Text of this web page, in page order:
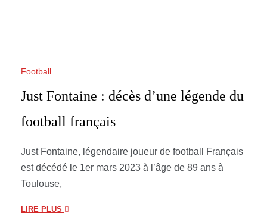
Football
Just Fontaine : décès d’une légende du
football français
Just Fontaine, légendaire joueur de football Français
est décédé le 1er mars 2023 à l’âge de 89 ans à
Toulouse,
LIRE PLUS